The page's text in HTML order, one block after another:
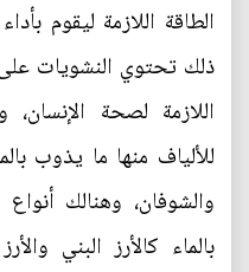
الطاقة اللازمة ليقوم
ذلك تحتوي النشويات
اللازمة لصحة
للألياف منها ما يذوب
والشوفان، وهنالك
بالماء كالأرز البني